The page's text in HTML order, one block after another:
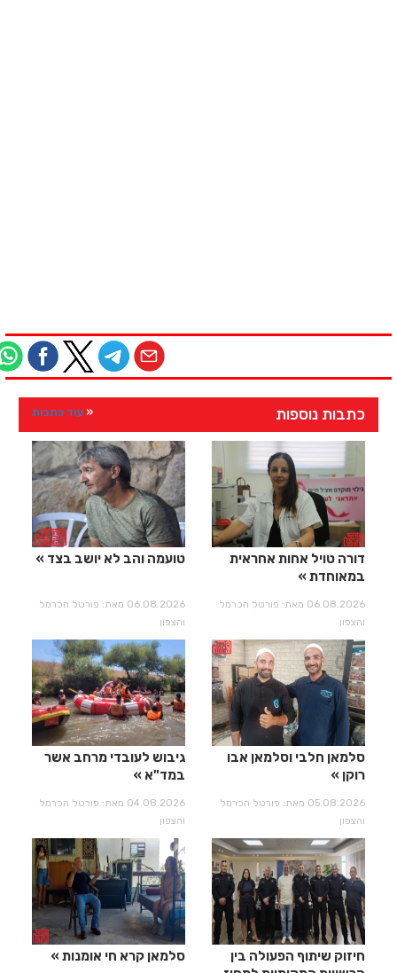
כתבות נוספות עוד כתבות
דורה טויל אחות אחראית
במאוחדת
06.08.2026 מאת: פורטל הכרמל
והצפון
טועמה והב לא יושב בצד
06.08.2026 מאת: פורטל הכרמל
והצפון
סלמאן חלבי וסלמאן אבו
רוקן
05.08.2026 מאת: פורטל הכרמל
והצפון
גיבוש לעובדי מרחב אשר
במד"א
04.08.2026 מאת: פורטל הכרמל
והצפון
חיזוק שיתוף הפעולה בין
סלמאן קרא חי אומנות